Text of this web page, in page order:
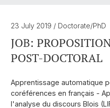
23 July 2019 / Doctorate/PhD
JOB:
POST-DOCTORAL
Apprentissage automatique
coréférences en français -
l'analyse du discours Blois